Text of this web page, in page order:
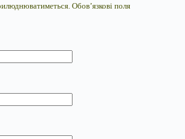
Обов’язкові поля